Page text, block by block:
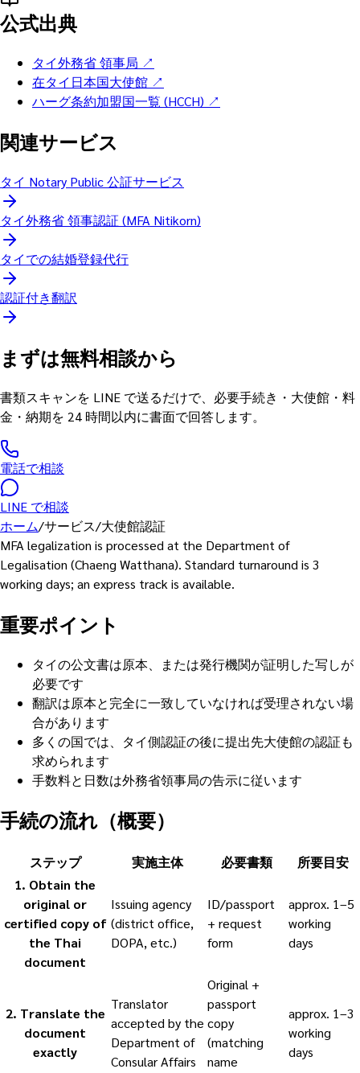
公式出典
タイ外務省 領事局 ↗
在タイ日本国大使館 ↗
ハーグ条約加盟国一覧 (HCCH) ↗
関連サービス
タイ Notary Public 公証サービス
タイ外務省 領事認証 (MFA Nitikorn)
タイでの結婚登録代行
認証付き翻訳
まずは無料相談から
書類スキャンを LINE で送るだけで、必要手続き・大使館・料
金・納期を 24 時間以内に書面で回答します。
電話で相談
LINE で相談
ホーム/サービス/大使館認証
MFA legalization is processed at the Department of
Legalisation (Chaeng Watthana). Standard turnaround is 3
working days; an express track is available.
重要ポイント
タイの公文書は原本、または発行機関が証明した写しが
必要です
翻訳は原本と完全に一致していなければ受理されない場
合があります
多くの国では、タイ側認証の後に提出先大使館の認証も
求められます
手数料と日数は外務省領事局の告示に従います
手続の流れ（概要）
ステップ 実施主体 必要書類
所要目安
1. Obtain the
original or
certified copy of
the Thai
document
Issuing agency
(district office,
DOPA, etc.)
ID/passport
+ request
form
approx. 1–5
working
days
2. Translate the
document
exactly
Translator
accepted by the
Department of
Consular Affairs
Original +
passport
copy
(matching
name
approx. 1–3
working
days